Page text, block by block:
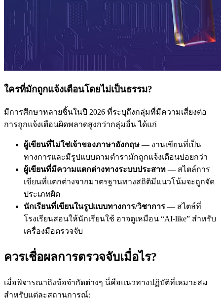
ใครที่มักถูกแจ้งเตือนโดยไม่เป็นธรรม?
มีการศึกษาหลายชิ้นในปี 2026 ที่ระบุถึงกลุ่มที่มีความเสี่ยงต่อ
การถูกแจ้งเตือนผิดพลาดสูงกว่ากลุ่มอื่น ได้แก่
ผู้เขียนที่ไม่ใช่เจ้าของภาษาอังกฤษ — งานเขียนที่เป็น
ทางการและมีรูปแบบตามตำรามักถูกแจ้งเตือนบ่อยกว่า
ผู้เขียนที่มีความแตกต่างทางระบบประสาท — สไตล์การ
เขียนที่แตกต่างจากมาตรฐานทางสถิติมีแนวโน้มจะถูกจัด
ประเภทผิด
นักเรียนที่เขียนในรูปแบบทางการ/วิชาการ — สไตล์ที่
โรงเรียนสอนให้นักเรียนใช้ อาจดูเหมือน “AI-like” สำหรับ
เครื่องมือตรวจจับ
ควรเชื่อผลการตรวจจับเมื่อไร?
เมื่อพิจารณาถึงข้อจำกัดต่างๆ นี่คือแนวทางปฏิบัติที่เหมาะสม
สำหรับแต่ละสถานการณ์: